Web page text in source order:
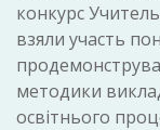
конкурс
взяли участь
методики
освітнього